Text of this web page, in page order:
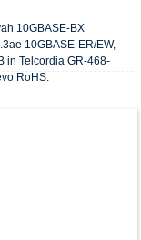
10GBASE-BX
10GBASE-ER/EW,
in Telcordia GR-468-
RoHS.